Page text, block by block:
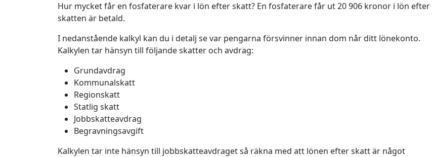
Hur mycket får en fosfaterare kvar i lön efter skatt? En fosfaterare får ut 20 906 kronor i lön efter
skatten är betald.
I nedanstående kalkyl kan du i detalj se var pengarna försvinner innan dom når ditt lönekonto.
Kalkylen tar hänsyn till följande skatter och avdrag:
Grundavdrag
Kommunalskatt
Regionskatt
Statlig skatt
Jobbskatteavdrag
Begravningsavgift
Kalkylen tar inte hänsyn till jobbskatteavdraget så räkna med att lönen efter skatt är något